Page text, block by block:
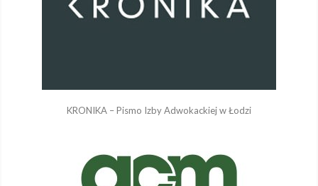
KRONIKA – Pismo Izby Adwokackiej w Łodzi